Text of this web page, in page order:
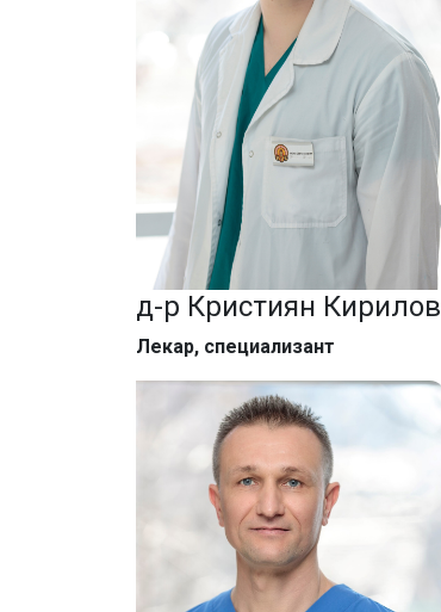
д-р Кристиян Кирилов
Лекар, специализант